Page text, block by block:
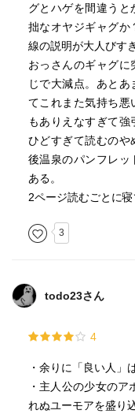
グとハゲを間違う
拙なオヤジギャグか
線の説明が大人びす
おっさんのギャグ
じで大減点。あと
てこれまた気持ち悪
もありえなすぎて
ひどすぎて読むのや
後温泉のパンフレッ
ある。
2ページ読むごとに
3
todo23さん
4
・余りに「良い人」
・主人公の少女の
れぬユーモアを盛り